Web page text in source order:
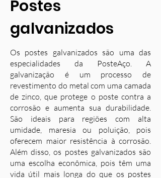
Postes
galvanizados
Os postes galvanizados são uma das
especialidades da PosteAço. A
galvanização é um processo de
revestimento do metal com uma camada
de zinco, que protege o poste contra a
corrosão e aumenta sua durabilidade.
São ideais para regiões com alta
umidade, maresia ou poluição, pois
oferecem maior resistência à corrosão.
Além disso, os postes galvanizados são
uma escolha econômica, pois têm uma
vida útil mais longa do que os postes